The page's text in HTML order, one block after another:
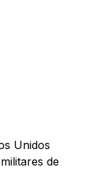
Unidos
de